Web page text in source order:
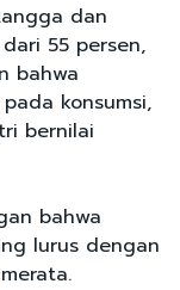
dan
55 persen,
bahwa
konsumsi,
bernilai
bahwa
lurus dengan